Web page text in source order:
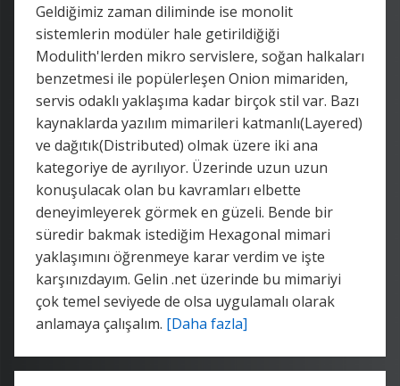
Geldiğimiz zaman diliminde ise monolit
sistemlerin modüler hale getirildiğiği
Modulith'lerden mikro servislere, soğan halkaları
benzetmesi ile popülerleşen Onion mimariden,
servis odaklı yaklaşıma kadar birçok stil var. Bazı
kaynaklarda yazılım mimarileri katmanlı(Layered)
ve dağıtık(Distributed) olmak üzere iki ana
kategoriye de ayrılıyor. Üzerinde uzun uzun
konuşulacak olan bu kavramları elbette
deneyimleyerek görmek en güzeli. Bende bir
süredir bakmak istediğim Hexagonal mimari
yaklaşımını öğrenmeye karar verdim ve işte
karşınızdayım. Gelin .net üzerinde bu mimariyi
çok temel seviyede de olsa uygulamalı olarak
anlamaya çalışalım. [Daha fazla]